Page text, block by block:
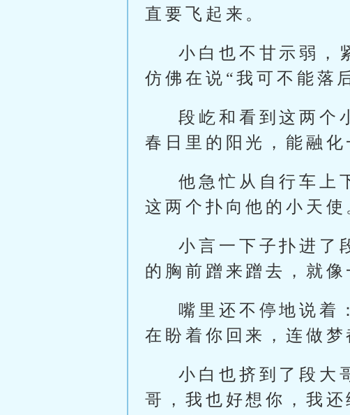
直要飞起来。
小白也不甘示弱，
仿佛在说“我可不能落
段屹和看到这两个
春日里的阳光，能融化
他急忙从自行车上
这两个扑向他的小天使
小言一下子扑进了
的胸前蹭来蹭去，就像
嘴里还不停地说着
在盼着你回来，连做梦
小白也挤到了段大
哥，我也好想你，我